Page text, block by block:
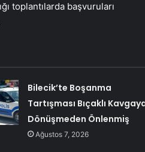
toplantılarda başvuruları
Bilecik’te Boşanma
Tartışması Bıçaklı
Dönüşmeden Önlenmiş
Ağustos 7, 2026